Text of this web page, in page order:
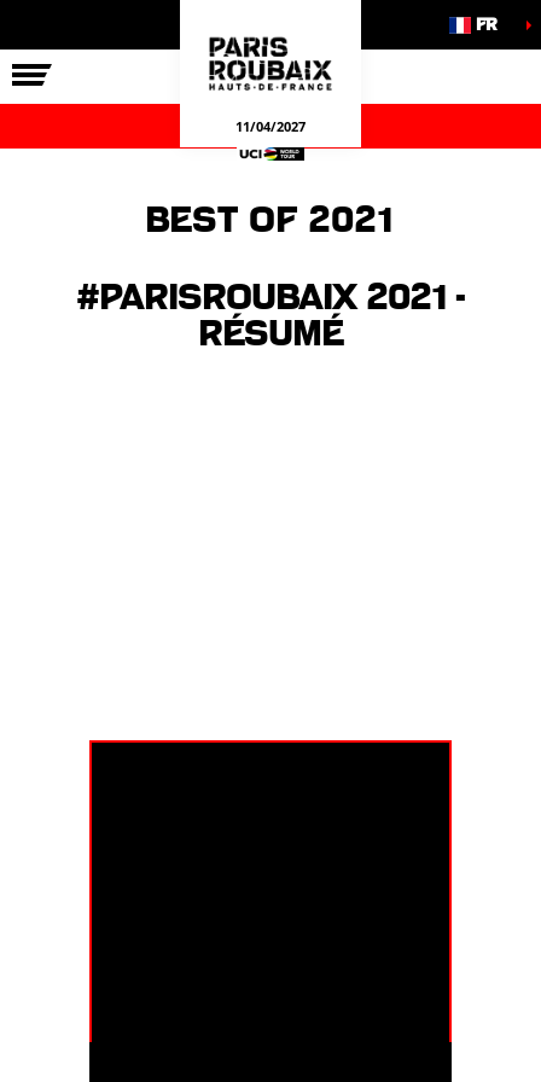
COURSE
ENGAGEMENTS
OFFICIELS FR
11/04/2027
Best of 2021
#ParisRoubaix 2021 -
Résumé